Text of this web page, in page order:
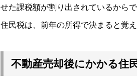
せた課税額が割り出されているからで
住民税は、前年の所得で決まると覚え
不動産売却後にかかる住